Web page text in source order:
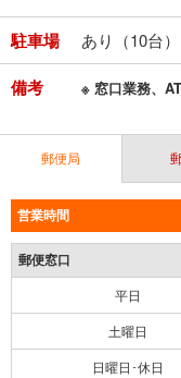
駐車場 あり（10台）
備考 ※ 窓口業務、
郵便局
営業時間
郵便窓口
平日
土曜日
日曜日･休日